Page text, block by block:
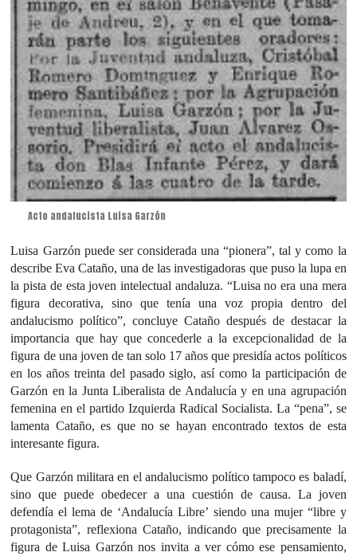
Acto andalucista Luisa Garzón
Luisa Garzón puede ser considerada una “pionera”, tal y como la
describe Eva Cataño, una de las investigadoras que puso la lupa en
la pista de esta joven intelectual andaluza. “Luisa no era una mera
figura decorativa, sino que tenía una voz propia dentro del
andalucismo político”, concluye Cataño después de destacar la
importancia que hay que concederle a la excepcionalidad de la
figura de una joven de tan solo 17 años que presidía actos políticos
en los años treinta del pasado siglo, así como la participación de
Garzón en la Junta Liberalista de Andalucía y en una agrupación
femenina en el partido Izquierda Radical Socialista. La “pena”, se
lamenta Cataño, es que no se hayan encontrado textos de esta
interesante figura.
Que Garzón militara en el andalucismo político tampoco es baladí,
sino que puede obedecer a una cuestión de causa. La joven
defendía el lema de ‘Andalucía Libre’ siendo una mujer “libre y
protagonista”, reflexiona Cataño, indicando que precisamente la
figura de Luisa Garzón nos invita a ver cómo ese pensamiento,